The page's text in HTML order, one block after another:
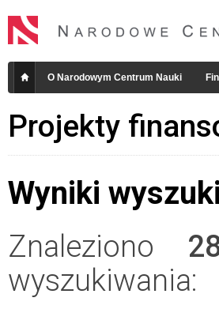
O Narodowym Centrum Nauki
Projekty
Wyniki
Znaleziono
wyszukiwania: